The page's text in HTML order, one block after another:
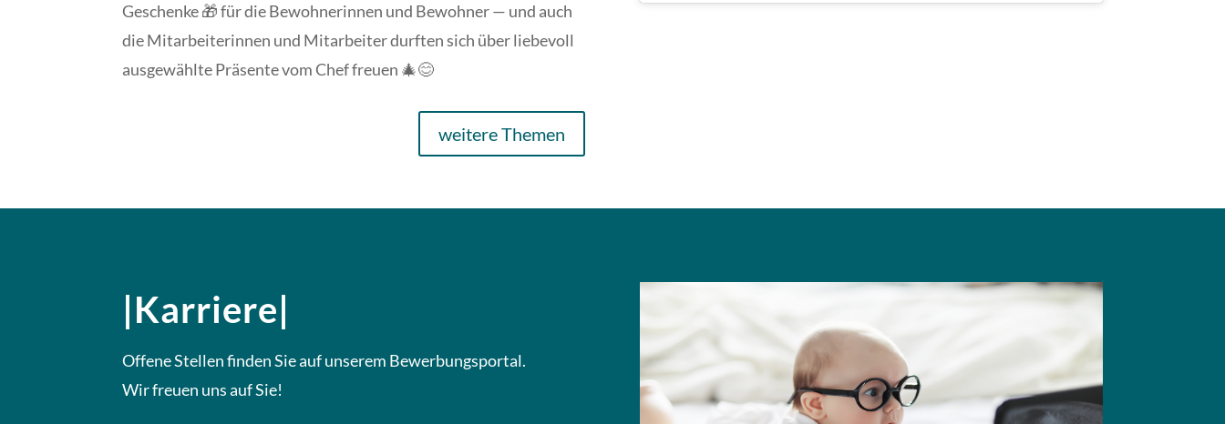
Geschenke 🎁 für die Bewohnerinnen und Bewohner — und auch
die Mitarbeiterinnen und Mitarbeiter durften sich über liebevoll
ausgewählte Präsente vom Chef freuen 🎄😊
weitere Themen
|Karriere|
Offene Stellen finden Sie auf unserem Bewerbungsportal.
Wir freuen uns auf Sie!